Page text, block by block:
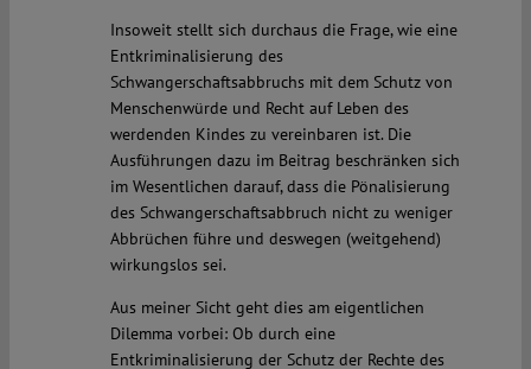
Insoweit stellt sich durchaus die Frage, wie eine
Entkriminalisierung des
Schwangerschaftsabbruchs mit dem Schutz von
Menschenwürde und Recht auf Leben des
werdenden Kindes zu vereinbaren ist. Die
Ausführungen dazu im Beitrag beschränken sich
im Wesentlichen darauf, dass die Pönalisierung
des Schwangerschaftsabbruch nicht zu weniger
Abbrüchen führe und deswegen (weitgehend)
wirkungslos sei.
Aus meiner Sicht geht dies am eigentlichen
Dilemma vorbei: Ob durch eine
Entkriminalisierung der Schutz der Rechte des